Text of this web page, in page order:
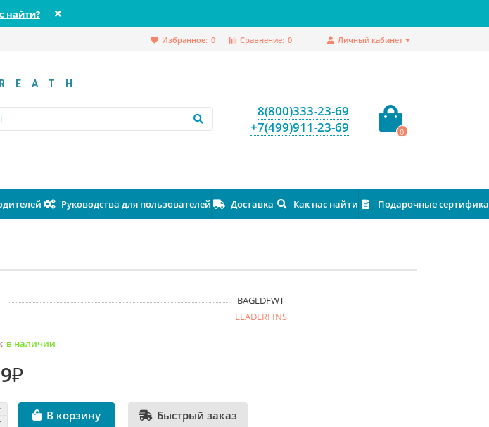
найти?
Личный кабинет
Сравнение: 0
Избранное: 0
8(800)333-23-69
+7(499)911-23-69
0
Руководства для пользователей Доставка Как нас найти Подарочные
'BAGLDFWT
LEADERFINS
в наличии
В корзину Быстрый заказ